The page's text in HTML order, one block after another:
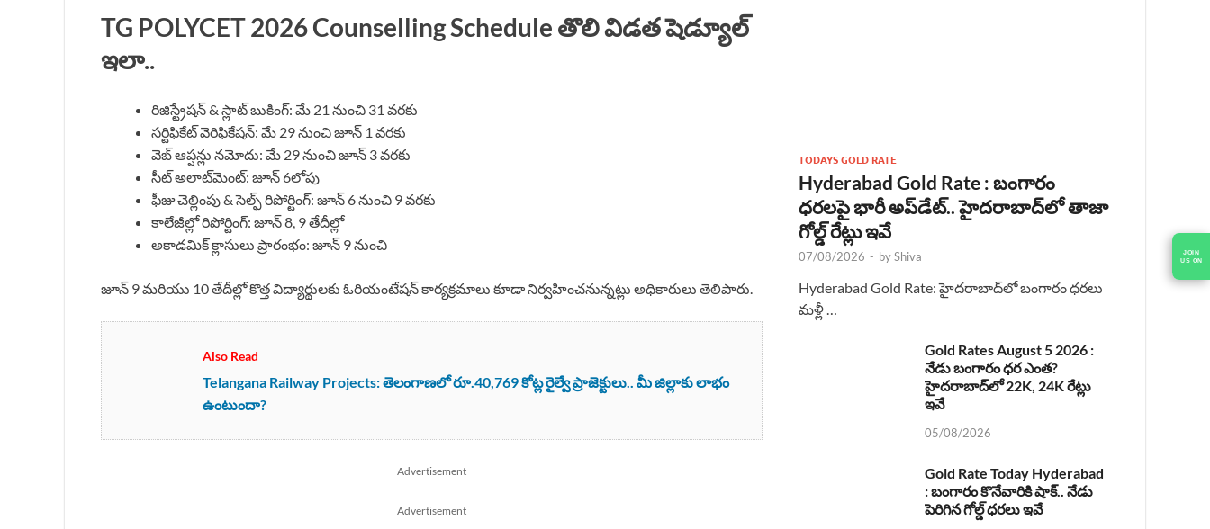
JOIN
US ON
TG POLYCET 2026 Counselling Schedule తొలి విడత షెడ్యూల్
ఇలా..
రిజిస్ట్రేషన్ & స్లాట్ బుకింగ్: మే 21 నుంచి 31 వరకు
సర్టిఫికేట్ వెరిఫికేషన్: మే 29 నుంచి జూన్ 1 వరకు
వెబ్ ఆప్షన్లు నమోదు: మే 29 నుంచి జూన్ 3 వరకు
సీట్ అలాట్‌మెంట్: జూన్ 6లోపు
ఫీజు చెల్లింపు & సెల్ఫ్ రిపోర్టింగ్: జూన్ 6 నుంచి 9 వరకు
కాలేజీల్లో రిపోర్టింగ్: జూన్ 8, 9 తేదీల్లో
అకాడమిక్ క్లాసులు ప్రారంభం: జూన్ 9 నుంచి
జూన్ 9 మరియు 10 తేదీల్లో కొత్త విద్యార్థులకు ఓరియంటేషన్ కార్యక్రమాలు కూడా నిర్వహించనున్నట్లు అధికారులు తెలిపారు.
Also Read
Telangana Railway Projects: తెలంగాణలో రూ.40,769 కోట్ల రైల్వే ప్రాజెక్టులు.. మీ జిల్లాకు లాభం
ఉంటుందా?
Advertisement
Advertisement
TODAYS GOLD RATE
Hyderabad Gold Rate : బంగారం
ధరలపై భారీ అప్‌డేట్.. హైదరాబాద్‌లో తాజా
గోల్డ్ రేట్లు ఇవే
07/08/2026 - byShiva
Hyderabad Gold Rate: హైదరాబాద్‌లో బంగారం ధరలు
మళ్లీ …
Gold Rates August 5 2026 :
నేడు బంగారం ధర ఎంత?
హైదరాబాద్‌లో 22K, 24K రేట్లు
ఇవే
05/08/2026
Gold Rate Today Hyderabad
: బంగారం కొనేవారికి షాక్.. నేడు
పెరిగిన గోల్డ్ ధరలు ఇవే